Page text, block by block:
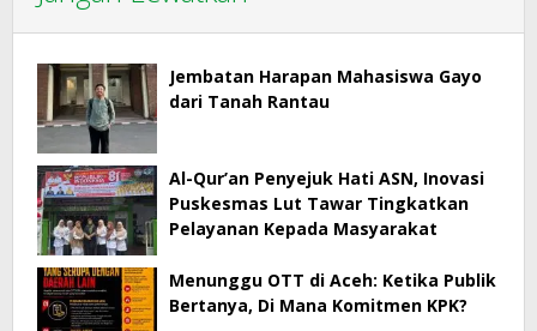
Jembatan Harapan Mahasiswa Gayo
dari Tanah Rantau
Al-Qur’an Penyejuk Hati ASN, Inovasi
Puskesmas Lut Tawar Tingkatkan
Pelayanan Kepada Masyarakat
Menunggu OTT di Aceh: Ketika Publik
Bertanya, Di Mana Komitmen KPK?